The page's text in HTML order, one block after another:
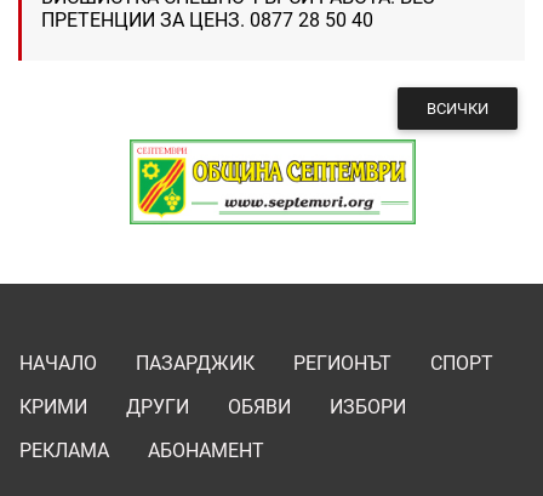
ПРЕТЕНЦИИ ЗА ЦЕНЗ. 0877 28 50 40
ВСИЧКИ
НАЧАЛО ПАЗАРДЖИК РЕГИОНЪТ
СПОРТ
КРИМИ
ДРУГИ ОБЯВИ
ИЗБОРИ
РЕКЛАМА
АБОНАМЕНТ